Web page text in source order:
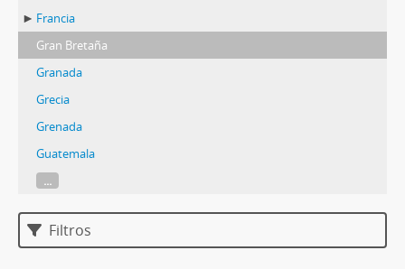
Francia
Gran Bretaña
Granada
Grecia
Grenada
Guatemala
...
Filtros